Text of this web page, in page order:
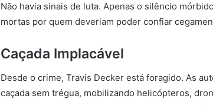
Não havia sinais de luta. Apenas o silêncio
mortas por quem deveriam poder confiar
Caçada Implacável
Desde o crime, Travis Decker está foragido. As
caçada sem trégua, mobilizando helicópteros,